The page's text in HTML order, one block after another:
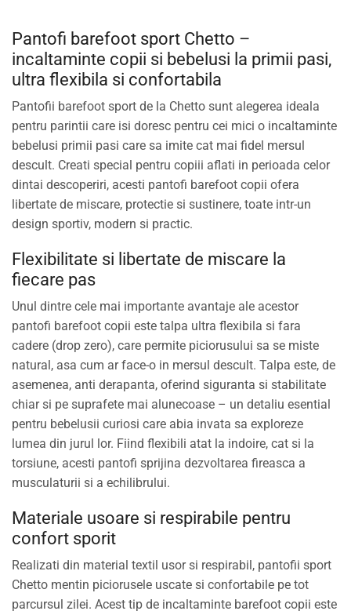
Pantofi barefoot sport Chetto –
incaltaminte copii si bebelusi la primii pasi,
ultra flexibila si confortabila
Pantofii barefoot sport de la Chetto sunt alegerea ideala
pentru parintii care isi doresc pentru cei mici o incaltaminte
bebelusi primii pasi care sa imite cat mai fidel mersul
descult. Creati special pentru copiii aflati in perioada celor
dintai descoperiri, acesti pantofi barefoot copii ofera
libertate de miscare, protectie si sustinere, toate intr-un
design sportiv, modern si practic.
Flexibilitate si libertate de miscare la
fiecare pas
Unul dintre cele mai importante avantaje ale acestor
pantofi barefoot copii este talpa ultra flexibila si fara
cadere (drop zero), care permite piciorusului sa se miste
natural, asa cum ar face-o in mersul descult. Talpa este, de
asemenea, anti derapanta, oferind siguranta si stabilitate
chiar si pe suprafete mai alunecoase – un detaliu esential
pentru bebelusii curiosi care abia invata sa exploreze
lumea din jurul lor. Fiind flexibili atat la indoire, cat si la
torsiune, acesti pantofi sprijina dezvoltarea fireasca a
musculaturii si a echilibrului.
Materiale usoare si respirabile pentru
confort sporit
Realizati din material textil usor si respirabil, pantofii sport
Chetto mentin piciorusele uscate si confortabile pe tot
parcursul zilei. Acest tip de incaltaminte barefoot copii este